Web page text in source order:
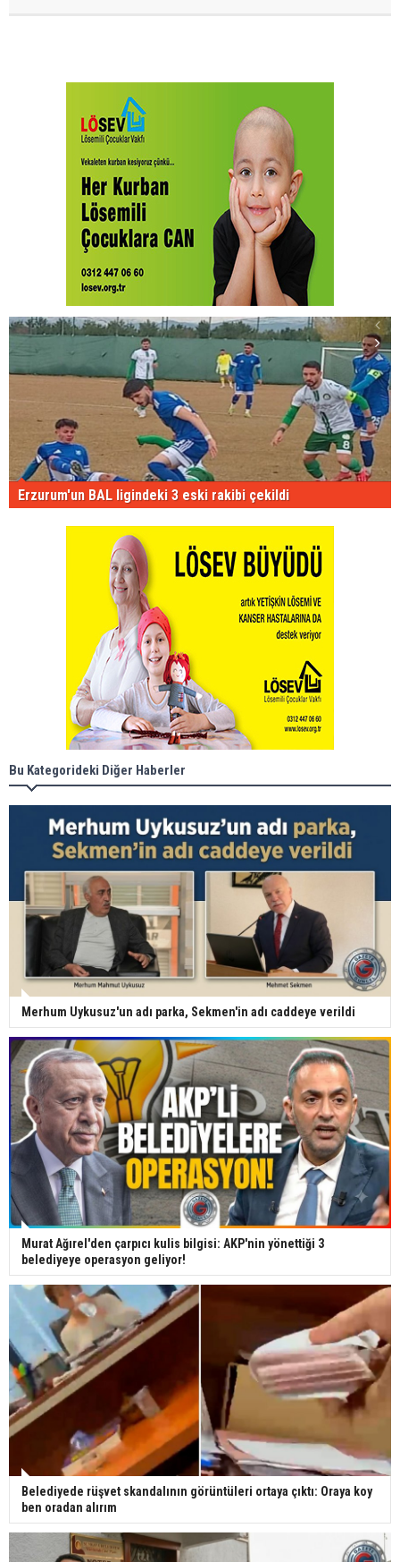
Erzurum'un BAL ligindeki 3 eski rakibi çekildi
Bu Kategorideki Diğer Haberler
Merhum Uykusuz'un adı parka, Sekmen'in adı caddeye verildi
Murat Ağırel'den çarpıcı kulis bilgisi: AKP'nin yönettiği 3
belediyeye operasyon geliyor!
Belediyede rüşvet skandalının görüntüleri ortaya çıktı: Oraya koy
ben oradan alırım